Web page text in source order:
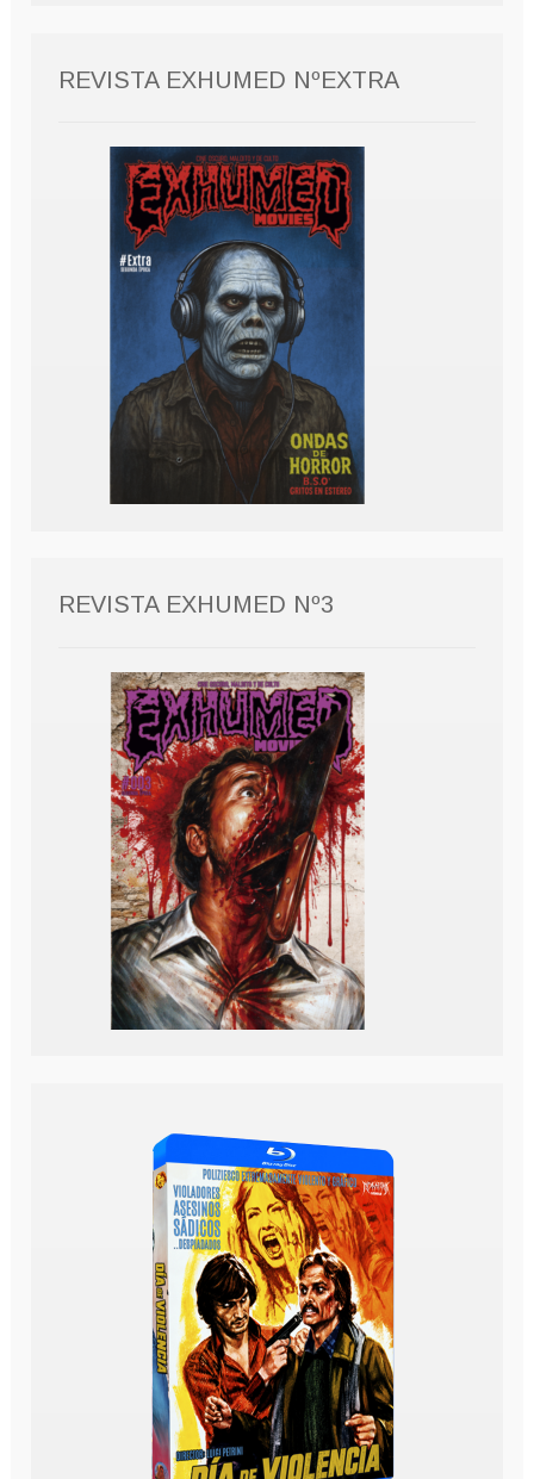
REVISTA EXHUMED NºEXTRA
REVISTA EXHUMED Nº3